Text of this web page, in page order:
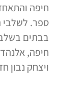
חיפה
בבתים בשלב
חיפה,
ויצחק נבון